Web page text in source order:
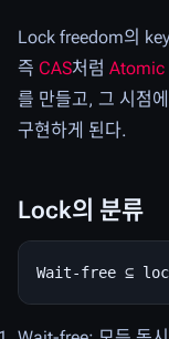
Lock freedom의
즉 CAS처럼 Atomic
를 만들고, 그 시점
구현하게 된다.
Lock의 분류